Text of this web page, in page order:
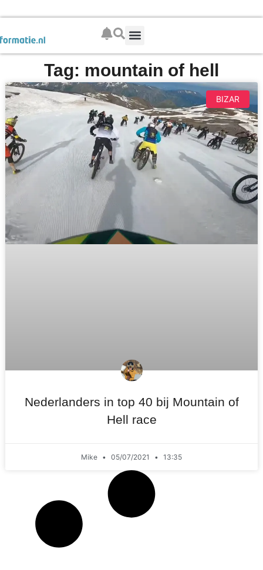
Tag: mountain of hell
BIZAR
Nederlanders in top 40 bij Mountain of
Hell race
Mike 05/07/2021 13:35